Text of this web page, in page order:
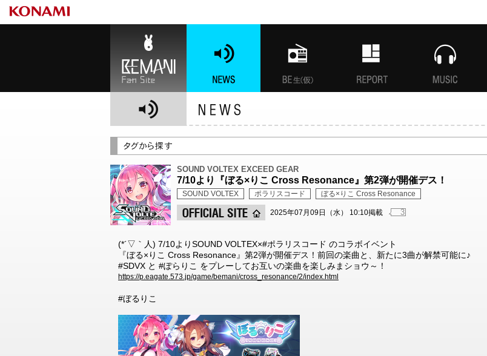
SOUND VOLTEX EXCEED GEAR
7/10より『ぼる×りこ Cross Resonance』第2弾が開催デス！
SOUND VOLTEX ポラリスコード ぼる×りこ Cross Resonance
2025年07月09日（水） 10:10掲載 3
(*´▽｀人) 7/10よりSOUND VOLTEX×#ポラリスコード のコラボイベント
『ぼる×りこ Cross Resonance』第2弾が開催デス！前回の楽曲と、新たに3曲が解禁可能に♪
#SDVX と #ぽらりこ をプレーしてお互いの楽曲を楽しみまショウ～！
https://p.eagate.573.jp/game/bemani/cross_resonance/2/index.html
#ぼるりこ